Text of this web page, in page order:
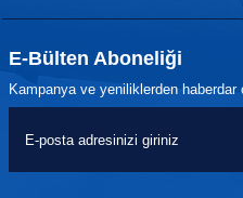
E-Bülten Aboneliği
Kampanya ve yeniliklerden